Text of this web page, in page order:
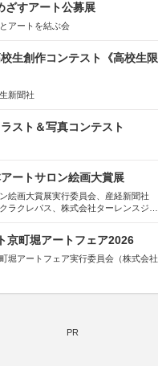
ざすアート公募展
アートを結ぶ会
生創作コンテスト《高校生限
新聞社
スト＆写真コンテスト
ートサロン絵画大賞展
絵画大賞展実行委員会、産経新聞社
ラクレパス、株式会社ターレンスジャ
京町堀アートフェア2026
堀アートフェア実行委員会（株式会社
PR